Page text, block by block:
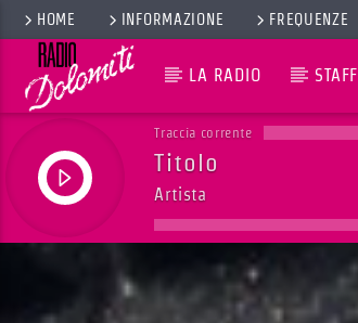
HOME INFORMAZIONE FREQUENZE
LA RADIO STAFF
Traccia corrente
Titolo
Artista